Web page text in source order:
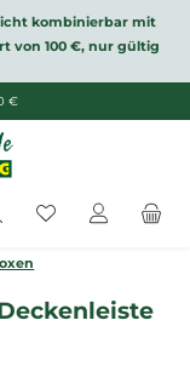
kombinierbar mit
von 100 €, nur gültig
€
Du hast 0